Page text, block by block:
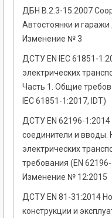
ДБН В.2.3-15:2007
Автостоянки и
Изменение № 3
ДСТУ EN IEC 61851-
электрических
Часть 1. Общие
IEC 61851-1:2017, IDT)
ДСТУ EN 62196-1:2014
соединители и вводы.
электрических
требования (EN
Изменение № 12:2015
ДСТУ EN 81-31:2014
конструкции и